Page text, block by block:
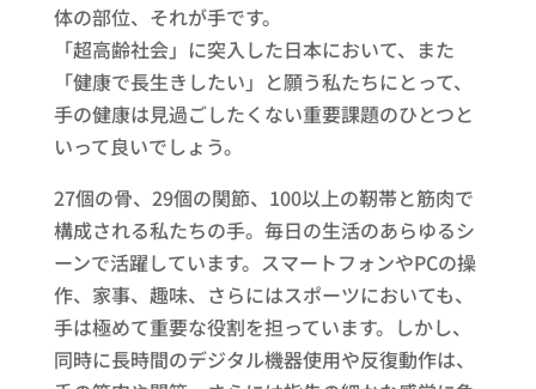
体の部位、それが手です。
「超高齢社会」に突入した日本において、また
「健康で長生きしたい」と願う私たちにとって、
手の健康は見過ごしたくない重要課題のひとつと
いって良いでしょう。
27個の骨、29個の関節、100以上の靭帯と筋肉で
構成される私たちの手。毎日の生活のあらゆるシ
ーンで活躍しています。スマートフォンやPCの操
作、家事、趣味、さらにはスポーツにおいても、
手は極めて重要な役割を担っています。しかし、
同時に長時間のデジタル機器使用や反復動作は、